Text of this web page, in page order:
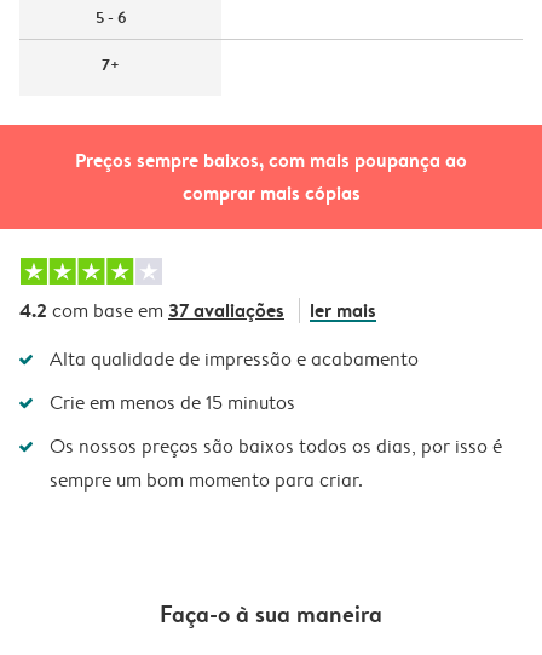
Preços sempre baixos, com mais poupança ao
comprar mais cópias
5 - 6
7+
4.2 com base em 37 avaliações ler mais
Alta qualidade de impressão e acabamento
Crie em menos de 15 minutos
Os nossos preços são baixos todos os dias, por isso é
sempre um bom momento para criar.
Faça-o à sua maneira